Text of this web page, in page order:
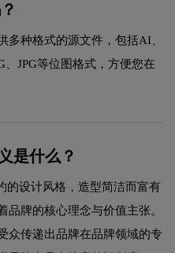
多种格式的源文件，包括AI、
、JPG等位图格式，方便您在
是什么？
的设计风格，造型简洁而富有
品牌的核心理念与价值主张。
众传递出品牌在品牌领域的专